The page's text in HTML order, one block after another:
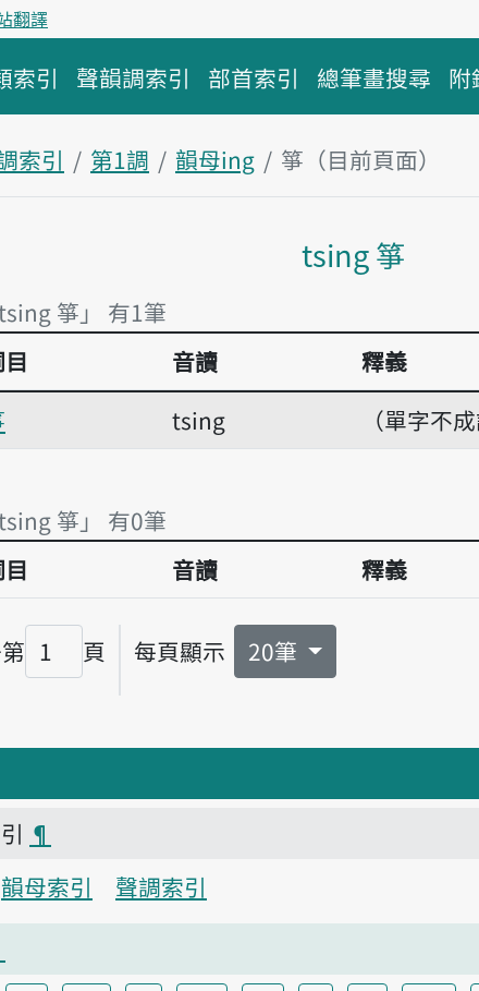
翻譯
索引 聲韻調索引 部首索引 總筆畫搜尋 附
索引 第1調 韻母ing
箏（目前頁面）
tsing 箏
箏」 有1筆
箏」 有1筆
音讀
釋義
tsing （單字不
箏」 有0筆
音讀 釋義
頁 每頁顯示 20筆
¶
韻母索引
聲調索引